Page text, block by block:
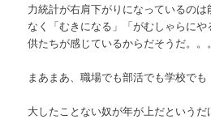
力統計が右肩下がりになっているの
なく「むきになる」「がむしゃらに
供たちが感じているからだそうだ。。。
まあまあ、職場でも部活でも学校でも
大したことない奴が年が上だというだ